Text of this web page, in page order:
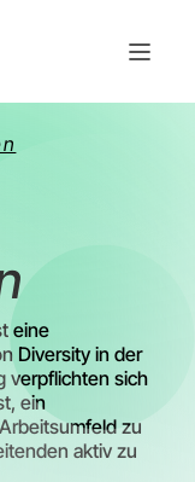
eine
Diversity in der
verpflichten sich
ein
zu
aktiv zu